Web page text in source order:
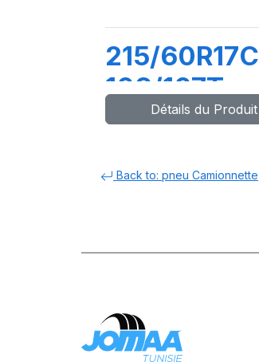
215/60R17C
109/107T
(104H)Détails du Produit
Back to: pneu Camionnette